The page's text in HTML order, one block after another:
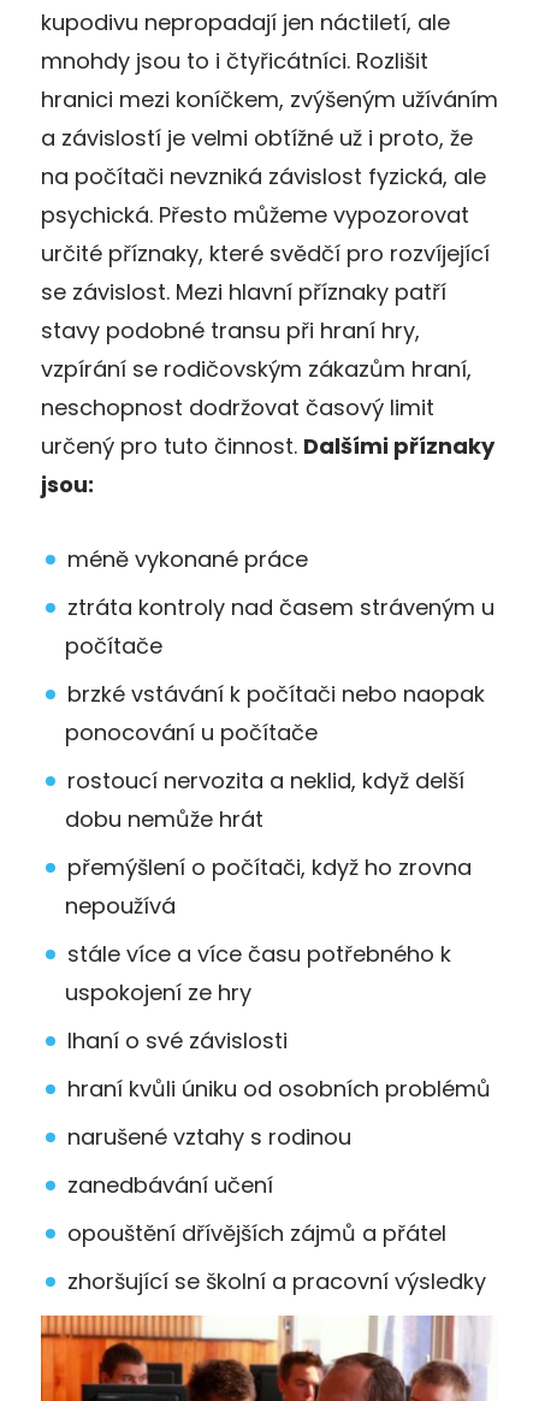
kupodivu nepropadají jen náctiletí, ale
mnohdy jsou to i čtyřicátníci. Rozlišit
hranici mezi koníčkem, zvýšeným užíváním
a závislostí je velmi obtížné už i proto, že
na počítači nevzniká závislost fyzická, ale
psychická. Přesto můžeme vypozorovat
určité příznaky, které svědčí pro rozvíjející
se závislost. Mezi hlavní příznaky patří
stavy podobné transu při hraní hry,
vzpírání se rodičovským zákazům hraní,
neschopnost dodržovat časový limit
určený pro tuto činnost. Dalšími příznaky
jsou:
méně vykonané práce
ztráta kontroly nad časem stráveným u
počítače
brzké vstávání k počítači nebo naopak
ponocování u počítače
rostoucí nervozita a neklid, když delší
dobu nemůže hrát
přemýšlení o počítači, když ho zrovna
nepoužívá
stále více a více času potřebného k
uspokojení ze hry
lhaní o své závislosti
hraní kvůli úniku od osobních problémů
narušené vztahy s rodinou
zanedbávání učení
opouštění dřívějších zájmů a přátel
zhoršující se školní a pracovní výsledky